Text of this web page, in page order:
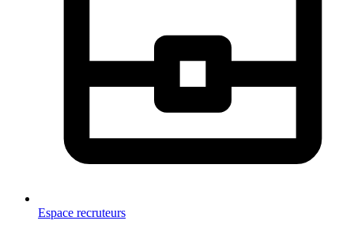
Espace recruteurs